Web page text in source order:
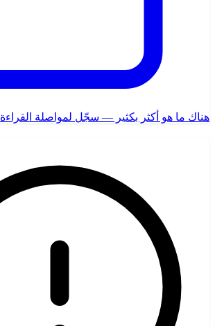
هناك ما هو أكثر بكثير — سجّل لمواصلة القراءة